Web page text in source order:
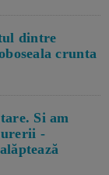
dintre
crunta
Si am
-